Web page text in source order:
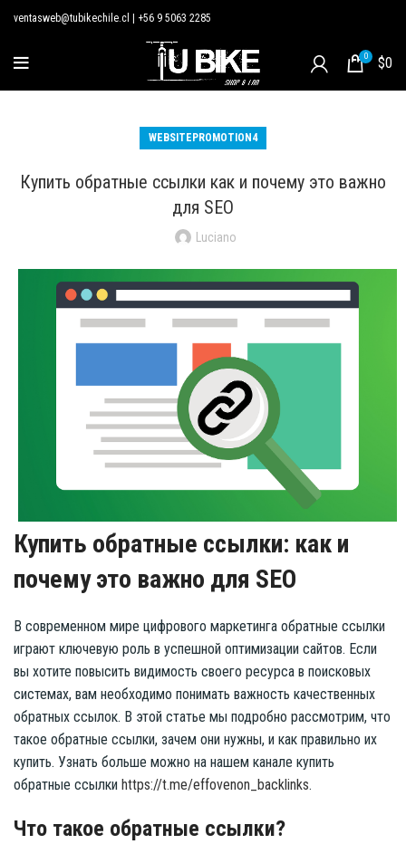
ventasweb@tubikechile.cl +56 9 5063 2285
0 $0
WEBSITEPROMOTION4
Купить обратные ссылки как и почему это важно
для SEO
Luciano
Купить обратные ссылки: как и
почему это важно для SEO
В современном мире цифрового маркетинга обратные ссылки
играют ключевую роль в успешной оптимизации сайтов. Если
вы хотите повысить видимость своего ресурса в поисковых
системах, вам необходимо понимать важность качественных
обратных ссылок. В этой статье мы подробно рассмотрим, что
такое обратные ссылки, зачем они нужны, и как правильно их
купить. Узнать больше можно на нашем канале купить
обратные ссылки https://t.me/effovenon_backlinks.
Что такое обратные ссылки?